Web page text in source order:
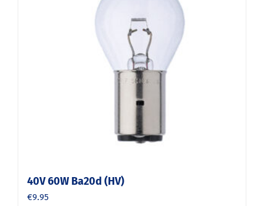
40V 60W Ba20d (HV)
€9.95